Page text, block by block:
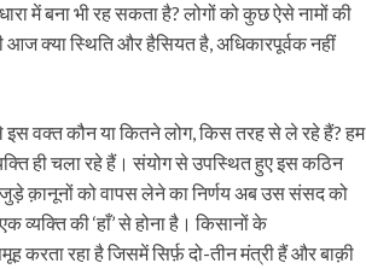
में बना भी रह सकता है? लोगों को कुछ ऐसे नामों की
आज क्या स्थिति और हैसियत है, अधिकारपूर्वक नहीं
वक्त कौन या कितने लोग, किस तरह से ले रहे हैं? हम
ही चला रहे हैं। संयोग से उपस्थित हुए इस कठिन
क़ानूनों को वापस लेने का निर्णय अब उस संसद को
व्यक्ति की ‘हाँ’ से होना है। किसानों के
करता रहा है जिसमें सिर्फ़ दो-तीन मंत्री हैं और बाक़ी